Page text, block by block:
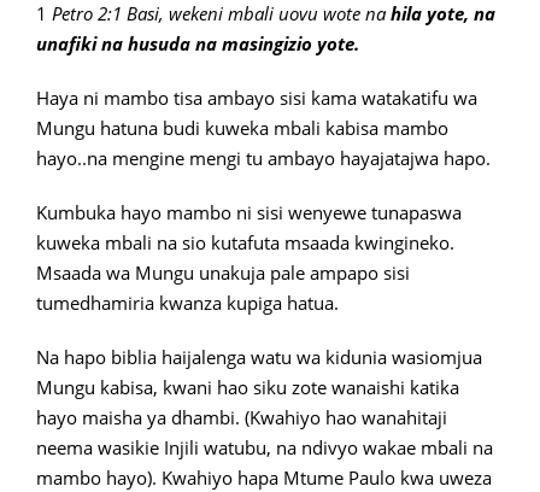
1 Petro 2:1 Basi, wekeni mbali uovu wote nahila yote, na
unafiki na husuda na masingizio yote.
Haya ni mambo tisa ambayo sisi kama watakatifu wa
Mungu hatuna budi kuweka mbali kabisa mambo
hayo..na mengine mengi tu ambayo hayajatajwa hapo.
Kumbuka hayo mambo ni sisi wenyewe tunapaswa
kuweka mbali na sio kutafuta msaada kwingineko.
Msaada wa Mungu unakuja pale ampapo sisi
tumedhamiria kwanza kupiga hatua.
Na hapo biblia haijalenga watu wa kidunia wasiomjua
Mungu kabisa, kwani hao siku zote wanaishi katika
hayo maisha ya dhambi. (Kwahiyo hao wanahitaji
neema wasikie Injili watubu, na ndivyo wakae mbali na
mambo hayo). Kwahiyo hapa Mtume Paulo kwa uweza